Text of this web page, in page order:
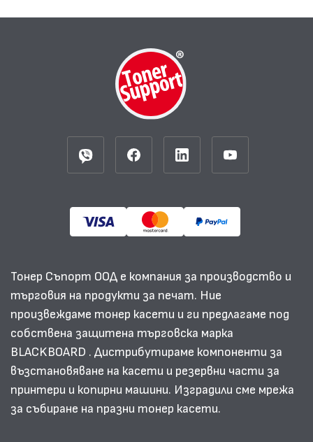
Тонер Съпорт ООД е компания за производство и
търговия на продукти за печат. Ние
произвеждаме тонер касети и ги предлагаме под
собствена защитена търговска марка
BLACKBOARD . Дистрибутираме компоненти за
възстановяване на касети и резервни части за
принтери и копирни машини. Изградили сме мрежа
за събиране на празни тонер касети.